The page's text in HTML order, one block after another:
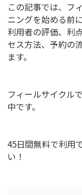
この記事では、フ
ニングを始める前
利用者の評価、利
セス方法、予約の
ます。
フィールサイクル
中です。
45日間無料で利用
い！